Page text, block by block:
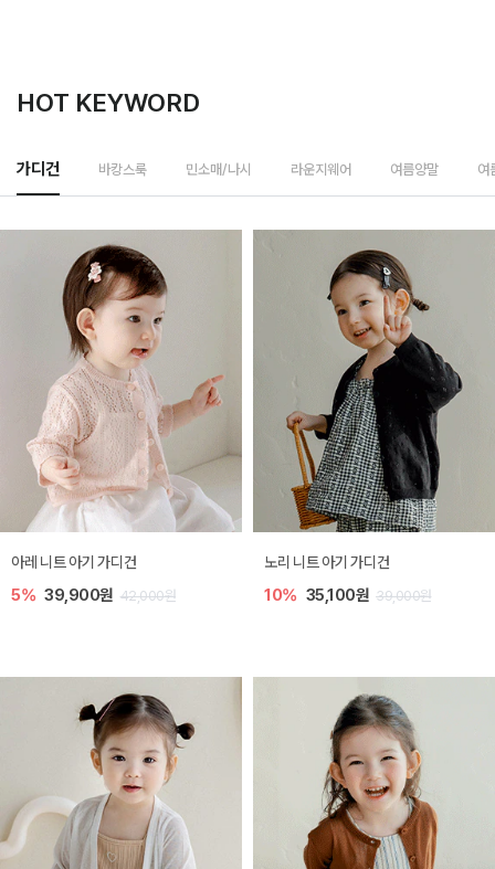
HOT KEYWORD
가디건 바캉스룩 민소매/나시 라운지웨어 여름양말 여
[SIZE ~6Y] 로메이 라운지 셋업
10% 23,400원 26,000원
밀라 아기 원피스
20% 27,200원 34,000원